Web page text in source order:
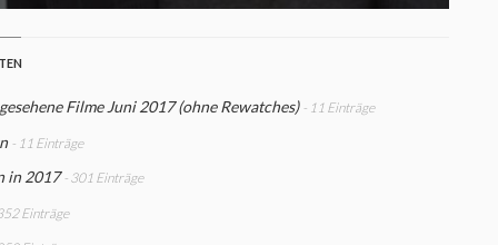
Filme Juni 2017 (ohne Rewatches) - 11 Einträge
- 11 Einträge
in 2017 - 301 Einträge
Einträge